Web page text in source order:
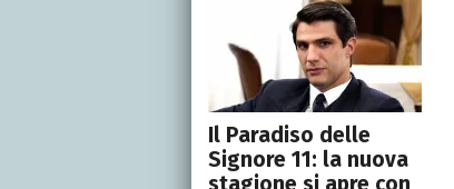
Il Paradiso delle
Signore 11: la nuova
stagione si apre con